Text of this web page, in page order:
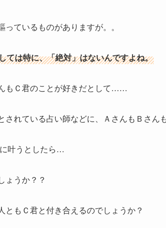
っているものがありますが。。
ては特に、「絶対」はないんですよね。
もＣ君のことが好きだとして……
されている占い師などに、ＡさんもＢさ
叶うとしたら…
ょうか？？
ともＣ君と付き合えるのでしょうか？